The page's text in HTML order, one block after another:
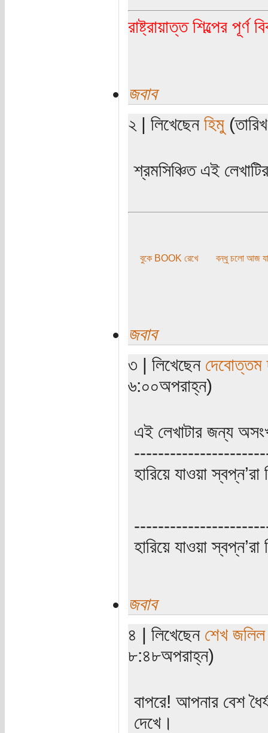
রাষ্ট্রায়াত্ত শিল্পের পূর্ণ
জবাব
২ | লিখেছেন হিমু
শ্রমসিঞ্চিত এই
বুকে BOOK রেখে বন্ধু চলো আজ
জবাব
৩ | লিখেছেন দেবোত্তম
৬:০০অপরাহ্ন)
এই লেখাটার জন্য
হারিয়ে যাওয়া
হারিয়ে যাওয়া
জবাব
৪ | লিখেছেন শেখ জলিল
৮:৪৮অপরাহ্ন)
বাপরে! আপনার বেশ
দেখে।